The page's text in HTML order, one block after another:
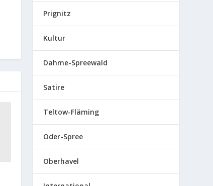
Prignitz
Kultur
Dahme-Spreewald
Satire
Teltow-Fläming
Oder-Spree
Oberhavel